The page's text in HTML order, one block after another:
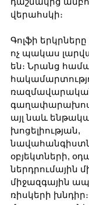
վերահսկի։
Գոլֆի երկրները
ոչ պակաս
են։ Նրանց
այլ նաև
խոցելիության,
օբյեկտների,
ներդրումային
միջազգային
ռիսկերի խնդիր։